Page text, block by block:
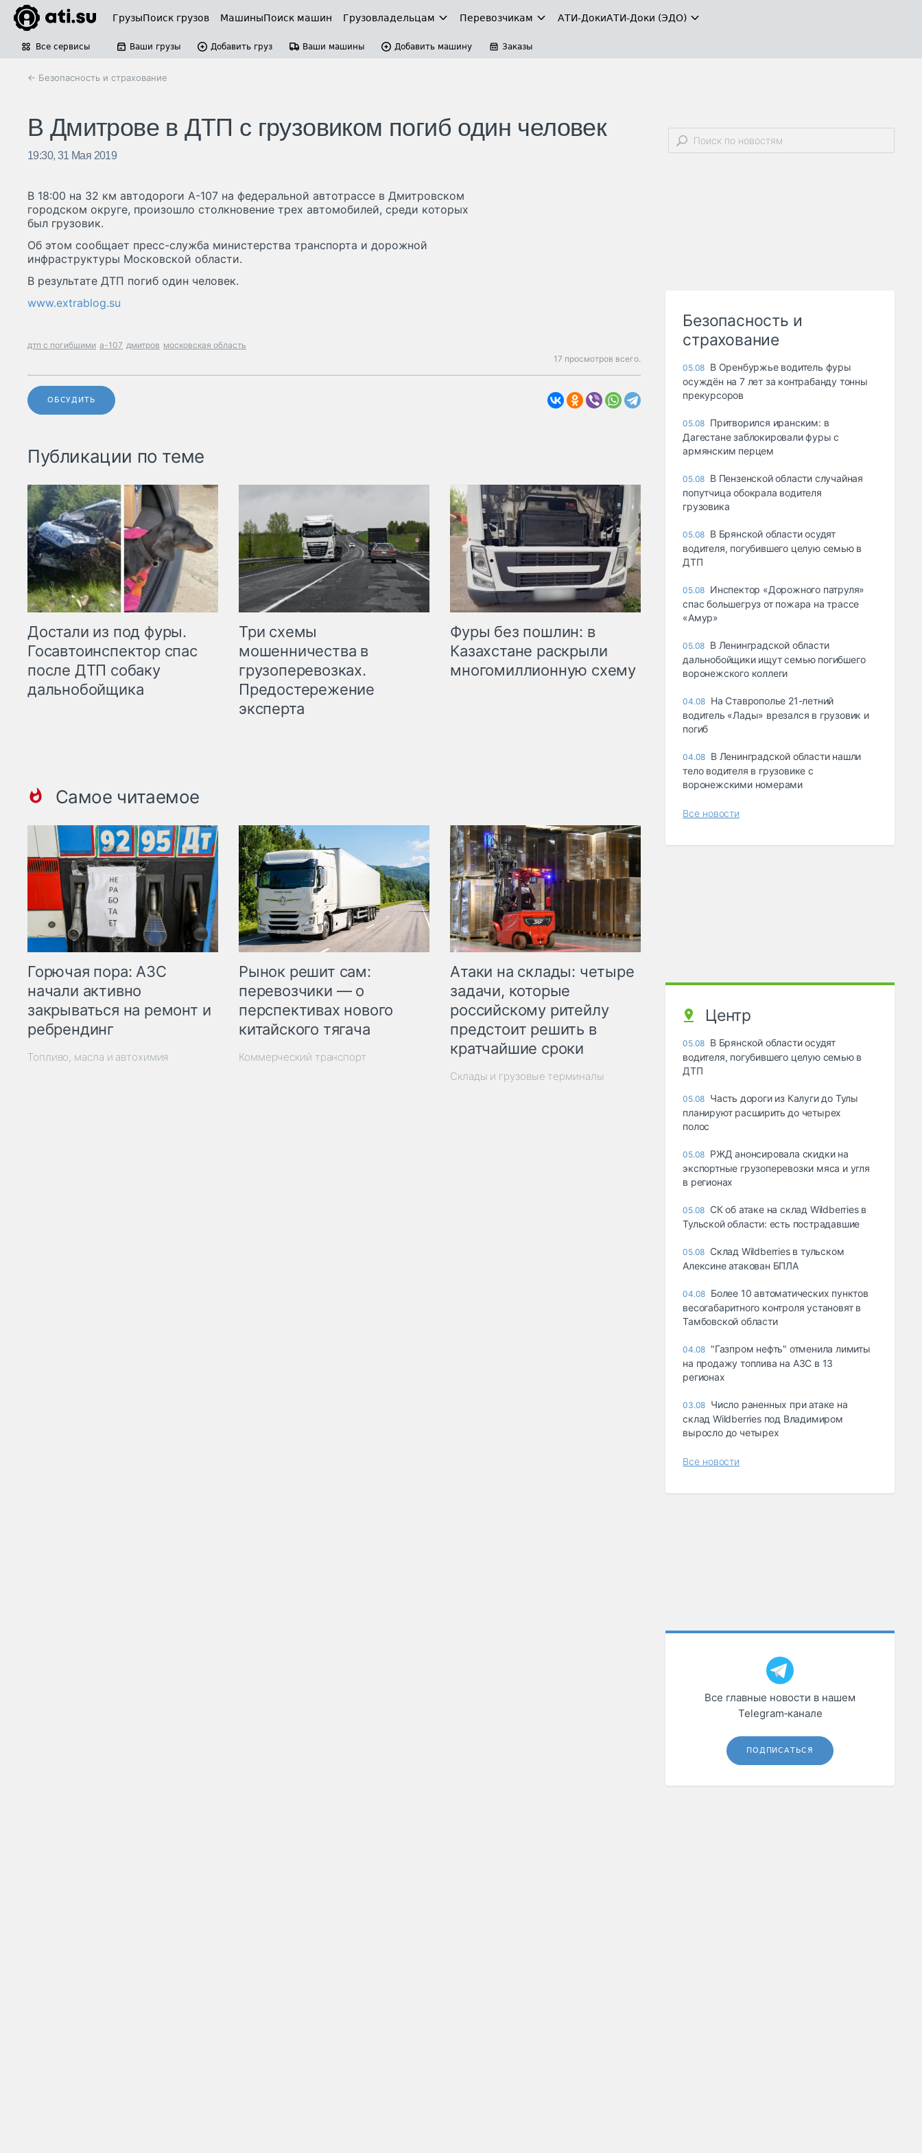
ГрузыПоиск грузов МашиныПоиск машин Грузовладельцам Перевозчикам АТИ-ДокиАТИ-Доки (ЭДО)
Все сервисы Ваши грузы Добавить груз Ваши машины Добавить машину Заказы
← Безопасность и страхование
В Дмитрове в ДТП с грузовиком погиб один человек
19:30, 31 Мая 2019
В 18:00 на 32 км автодороги А-107 на федеральной автотрассе в Дмитровском
городском округе, произошло столкновение трех автомобилей, среди которых
был грузовик.
Об этом сообщает пресс-служба министерства транспорта и дорожной
инфраструктуры Московской области.
В результате ДТП погиб один человек.
www.extrablog.su
дтп с погибшими а-107 дмитров московская область
17 просмотров всего.
ОБСУДИТЬ
Публикации по теме
Достали из под фуры.
Госавтоинспектор спас
после ДТП собаку
дальнобойщика
Три схемы
мошенничества в
грузоперевозках.
Предостережение
эксперта
Фуры без пошлин: в
Казахстане раскрыли
многомиллионную схему
Самое читаемое
Горючая пора: АЗС
начали активно
закрываться на ремонт и
ребрендинг
Топливо, масла и автохимия
Рынок решит сам:
перевозчики — о
перспективах нового
китайского тягача
Коммерческий транспорт
Атаки на склады: четыре
задачи, которые
российскому ритейлу
предстоит решить в
кратчайшие сроки
Склады и грузовые терминалы
Безопасность и
страхование
05.08 В Оренбуржье водитель фуры
осуждён на 7 лет за контрабанду тонны
прекурсоров
05.08 Притворился иранским: в
Дагестане заблокировали фуры с
армянским перцем
05.08 В Пензенской области случайная
попутчица обокрала водителя
грузовика
05.08 В Брянской области осудят
водителя, погубившего целую семью в
ДТП
05.08 Инспектор «Дорожного патруля»
спас большегруз от пожара на трассе
«Амур»
05.08 В Ленинградской области
дальнобойщики ищут семью погибшего
воронежского коллеги
04.08 На Ставрополье 21-летний
водитель «Лады» врезался в грузовик и
погиб
04.08 В Ленинградской области нашли
тело водителя в грузовике с
воронежскими номерами
Все новости
Центр
05.08 В Брянской области осудят
водителя, погубившего целую семью в
ДТП
05.08 Часть дороги из Калуги до Тулы
планируют расширить до четырех
полос
05.08 РЖД анонсировала скидки на
экспортные грузоперевозки мяса и угля
в регионах
05.08 СК об атаке на склад Wildberries в
Тульской области: есть пострадавшие
05.08 Склад Wildberries в тульском
Алексине атакован БПЛА
04.08 Более 10 автоматических пунктов
весогабаритного контроля установят в
Тамбовской области
04.08 "Газпром нефть" отменила лимиты
на продажу топлива на АЗС в 13
регионах
03.08 Число раненных при атаке на
склад Wildberries под Владимиром
выросло до четырех
Все новости
Все главные новости в нашем
Telegram‑канале
ПОДПИСАТЬСЯ